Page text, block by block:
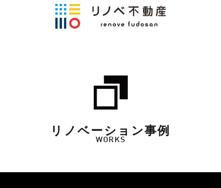
リノベーション事例
WORKS